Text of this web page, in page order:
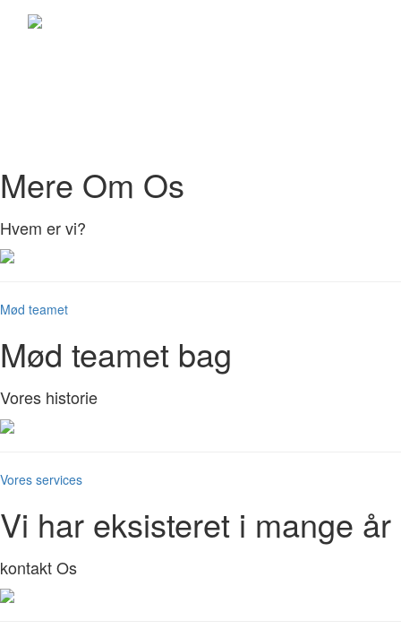
Mere Om Os
Hvem er vi?
Mød teamet
Mød teamet bag
Vores historie
Vores services
Vi har eksisteret i mange år
kontakt Os